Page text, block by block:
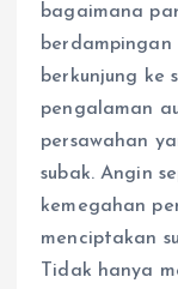
bagaimana
berkunjung ke
pengalaman
persawahan
subak. Angin
kemegahan
menciptakan
Tidak hanya